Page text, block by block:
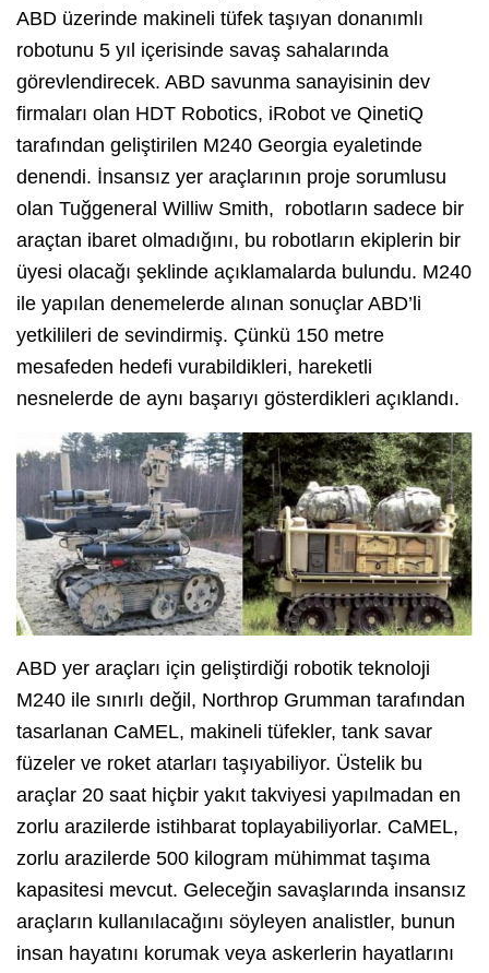
ABD üzerinde makineli tüfek taşıyan donanımlı
robotunu 5 yıl içerisinde savaş sahalarında
görevlendirecek. ABD savunma sanayisinin dev
firmaları olan HDT Robotics, iRobot ve QinetiQ
tarafından geliştirilen M240 Georgia eyaletinde
denendi. İnsansız yer araçlarının proje sorumlusu
olan Tuğgeneral Williw Smith, robotların sadece bir
araçtan ibaret olmadığını, bu robotların ekiplerin bir
üyesi olacağı şeklinde açıklamalarda bulundu. M240
ile yapılan denemelerde alınan sonuçlar ABD’li
yetkilileri de sevindirmiş. Çünkü 150 metre
mesafeden hedefi vurabildikleri, hareketli
nesnelerde de aynı başarıyı gösterdikleri açıklandı.
ABD yer araçları için geliştirdiği robotik teknoloji
M240 ile sınırlı değil, Northrop Grumman tarafından
tasarlanan CaMEL, makineli tüfekler, tank savar
füzeler ve roket atarları taşıyabiliyor. Üstelik bu
araçlar 20 saat hiçbir yakıt takviyesi yapılmadan en
zorlu arazilerde istihbarat toplayabiliyorlar. CaMEL,
zorlu arazilerde 500 kilogram mühimmat taşıma
kapasitesi mevcut. Geleceğin savaşlarında insansız
araçların kullanılacağını söyleyen analistler, bunun
insan hayatını korumak veya askerlerin hayatlarını